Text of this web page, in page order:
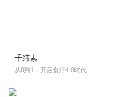
千纬素
从0到1，开启食疗4.0时代